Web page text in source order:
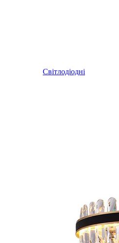
Світлодіодні